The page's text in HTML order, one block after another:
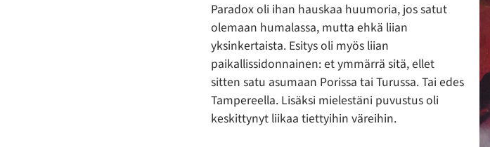
Paradox oli ihan hauskaa huumoria, jos satut
olemaan humalassa, mutta ehkä liian
yksinkertaista. Esitys oli myös liian
paikallissidonnainen: et ymmärrä sitä, ellet
sitten satu asumaan Porissa tai Turussa. Tai edes
Tampereella. Lisäksi mielestäni puvustus oli
keskittynyt liikaa tiettyihin väreihin.